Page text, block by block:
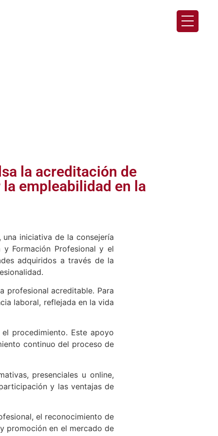
la acreditación de
empleabilidad en la
iniciativa de la consejería
Formación Profesional y el
adquiridos a través de la
profesional acreditable. Para
laboral, reflejada en la vida
procedimiento. Este apoyo
continuo del proceso de
presenciales u online,
y las ventajas de
el reconocimiento de
promoción en el mercado de